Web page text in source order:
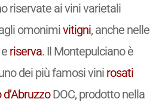
riservate ai vini varietali
omonimivitigni, anche nelle
riserva. Il Montepulciano è
dei più famosi vini rosati
DOC, prodotto nella